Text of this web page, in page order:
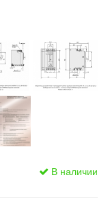
В наличии